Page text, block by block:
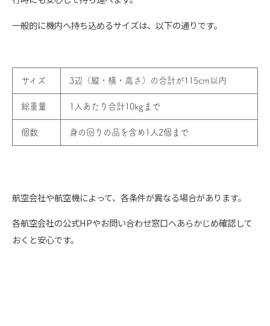
一般的に機内へ持ち込めるサイズは、以下の通りです。
サイズ 3辺（縦・横・高さ）の合計が115cm以内
総重量 1人あたり合計10kgまで
個数 身の回りの品を含め1人2個まで
航空会社や航空機によって、各条件が異なる場合があります。
各航空会社の公式HPやお問い合わせ窓口へあらかじめ確認して
おくと安心です。